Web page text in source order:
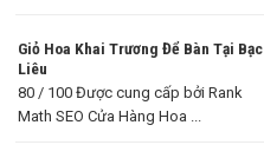
Giỏ Hoa Khai Trương Để Bàn Tại Bạc
Liêu
80 / 100 Được cung cấp bởi Rank
Math SEO Cửa Hàng Hoa ...